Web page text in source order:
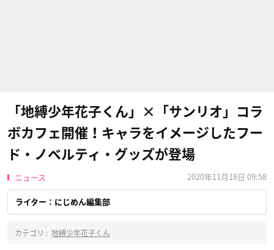
「地縛少年花子くん」×「サンリオ」コラ
ボカフェ開催！キャラをイメージしたフー
ド・ノベルティ・グッズが登場
ニュース 2020年11月18日 09:58
ライター：にじめん編集部
カテゴリ : 地縛少年花子くん